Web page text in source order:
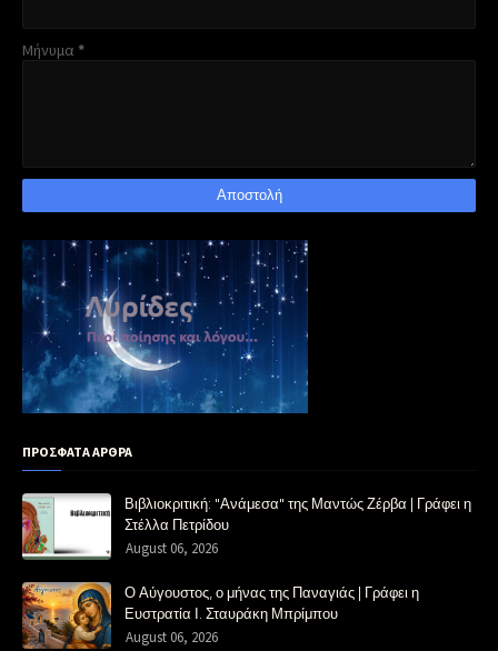
Μήνυμα *
ΠΡΟΣΦΑΤΑ ΑΡΘΡΑ
Βιβλιοκριτική: "Ανάμεσα" της Μαντώς Ζέρβα | Γράφει η
Στέλλα Πετρίδου
August 06, 2026
Ο Αύγουστος, ο μήνας της Παναγιάς | Γράφει η
Ευστρατία Ι. Σταυράκη Μπρίμπου
August 06, 2026